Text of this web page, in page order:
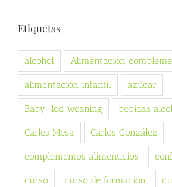
Etiquetas
alcohol Alimentación
alimentación infantil azúcar
Baby-led weaning bebidas
Carles Mesa Carlos González
complementos alimenticios
curso curso de formación